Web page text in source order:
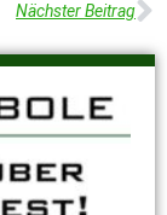
Nächster Beitrag